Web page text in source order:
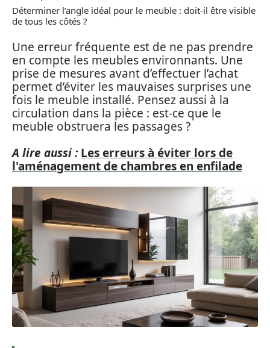
Déterminer l’angle idéal pour le meuble : doit-il être visible
de tous les côtés ?
Une erreur fréquente est de ne pas prendre
en compte les meubles environnants. Une
prise de mesures avant d’effectuer l’achat
permet d’éviter les mauvaises surprises une
fois le meuble installé. Pensez aussi à la
circulation dans la pièce : est-ce que le
meuble obstruera les passages ?
A lire aussi : Les erreurs à éviter lors de
l'aménagement de chambres en enfilade